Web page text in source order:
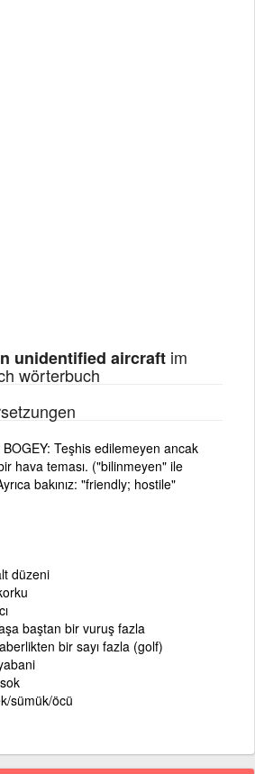
unidentified aircraft im
wörterbuch
BOGEY: Teşhis edilemeyen ancak
hava teması. ("bilinmeyen" ile
bakınız: "friendly; hostile"
düzeni
baştan bir vuruş fazla
bir sayı fazla (golf)
sümük/öcü